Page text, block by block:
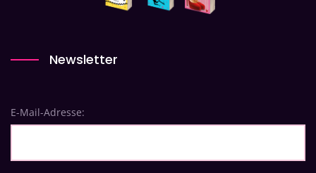
Newsletter
E-Mail-Adresse: